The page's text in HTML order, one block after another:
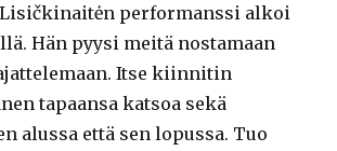
performanssi alkoi
Hän pyysi meitä nostamaan
Itse kiinnitin
tapaansa katsoa sekä
alussa että sen lopussa. Tuo